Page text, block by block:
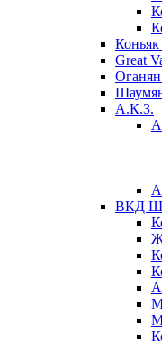
Great
А.К.З.
ВКД